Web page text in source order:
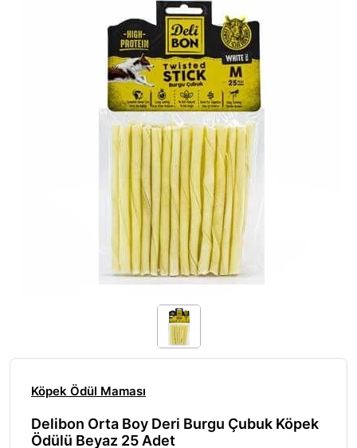
Köpek Ödül Maması
Delibon Orta Boy Deri Burgu Çubuk Köpek
Ödülü Beyaz 25 Adet